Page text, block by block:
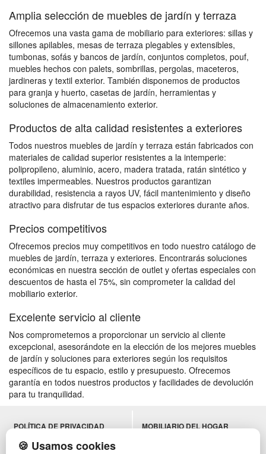
Amplia selección de muebles de jardín y terraza
Ofrecemos una vasta gama de mobiliario para exteriores: sillas y
sillones apilables, mesas de terraza plegables y extensibles,
tumbonas, sofás y bancos de jardín, conjuntos completos, pouf,
muebles hechos con palets, sombrillas, pergolas, maceteros,
jardineras y textil exterior. También disponemos de productos
para granja y huerto, casetas de jardín, herramientas y
soluciones de almacenamiento exterior.
Productos de alta calidad resistentes a exteriores
Todos nuestros muebles de jardín y terraza están fabricados con
materiales de calidad superior resistentes a la intemperie:
polipropileno, aluminio, acero, madera tratada, ratán sintético y
textiles impermeables. Nuestros productos garantizan
durabilidad, resistencia a rayos UV, fácil mantenimiento y diseño
atractivo para disfrutar de tus espacios exteriores durante años.
Precios competitivos
Ofrecemos precios muy competitivos en todo nuestro catálogo de
muebles de jardín, terraza y exteriores. Encontrarás soluciones
económicas en nuestra sección de outlet y ofertas especiales con
descuentos de hasta el 75%, sin comprometer la calidad del
mobiliario exterior.
Excelente servicio al cliente
Nos comprometemos a proporcionar un servicio al cliente
excepcional, asesorándote en la elección de los mejores muebles
de jardín y soluciones para exteriores según los requisitos
específicos de tu espacio, estilo y presupuesto. Ofrecemos
garantía en todos nuestros productos y facilidades de devolución
para tu tranquilidad.
POLÍTICA DE PRIVACIDAD
CAMBIOS Y DEVOLUCIONES
MOBILIARIO DEL HOGAR
🍪 Usamos cookies